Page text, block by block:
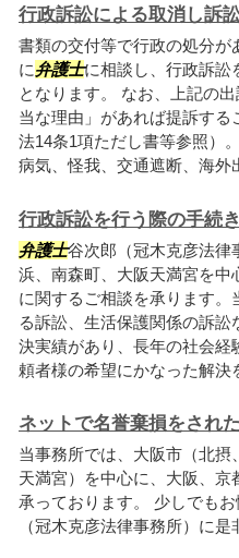
行政訴訟による取消し訴
書類の交付等で行政の処分が
に弁護士に相談し、行政訴訟
となります。 なお、上記の
当な理由」があれば提訴す
法14条1項ただし書等参照）
病気、怪我、交通遮断、海外
行政訴訟を行う際の手続
弁護士谷次郎（冠木克彦法律
浜、南森町、大阪天満宮を
に関するご相談を承ります
る訴訟、生活保護関係の訴
決実績があり、長年の社会経
頼者様の希望にかなった解決
ネットで名誉棄損をされ
当事務所では、大阪市（北摂
天満宮）を中心に、大阪、
承っております。 少しでもお
（冠木克彦法律事務所）に是